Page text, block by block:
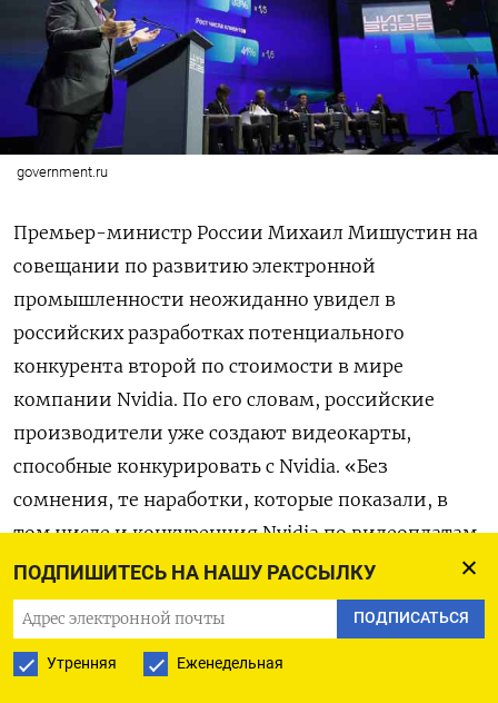
ПОДПИШИТЕСЬ НА НАШУ РАССЫЛКУ
ПОДПИСАТЬСЯ
Утренняя Еженедельная
government.ru
Премьер-министр России Михаил Мишустин на
совещании по развитию электронной
промышленности неожиданно увидел в
российских разработках потенциального
конкурента второй по стоимости в мире
компании Nvidia. По его словам, российские
производители уже создают видеокарты,
способные конкурировать с Nvidia. «Без
сомнения, те наработки, которые показали, в
том числе и конкуренция Nvidia по видеоплатам,
- это будущее», - сказал он.
Nvidia является мировым лидером по выпуску
графических видеокарт (GPU). Их применяют в